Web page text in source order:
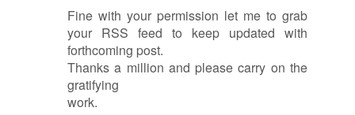
Fine with your permission let me to grab
your RSS feed to keep updated with
forthcoming post.
Thanks a million and please carry on the
gratifying
work.